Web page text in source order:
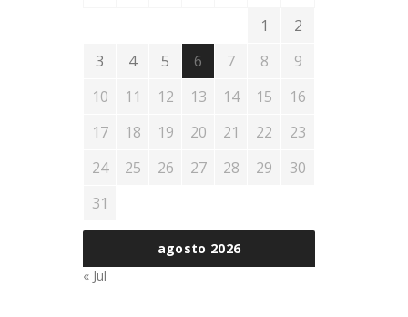
agosto 2026
1
2
3
4 5 6 7 8
9
10
11 12 13 14 15
16
17
18 19 20 21 22
23
24
25 26 27 28 29
30
31
« Jul